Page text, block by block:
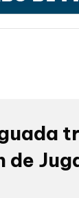
de